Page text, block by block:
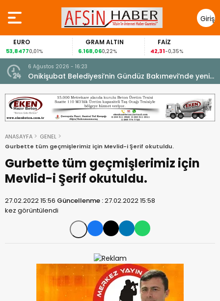
Giriş
Yap
EURO
53,84770,01%
GRAM ALTIN
6.168,060,22%
FAİZ
42,31-0,35%
6 Ağustos 2026 - 16:23
Onikişubat Belediyesi’nin Gündüz Bakımevi’nde yeni
dönemin ön kayıtları başladı.
ANASAYFA
GENEL
Gurbette tüm geçmişlerimiz için Mevlid-i Şerif okutuldu.
Gurbette tüm geçmişlerimiz için
Mevlid-i Şerif okutuldu.
27.02.2022 15:56 Güncellenme :27.02.2022 15:58
kez görüntülendi